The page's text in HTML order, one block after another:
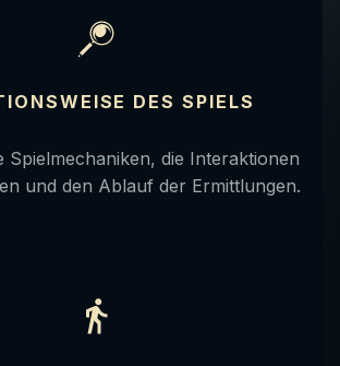
DES SPIELS
Spielmechaniken, die Interaktionen
und den Ablauf der Ermittlungen.